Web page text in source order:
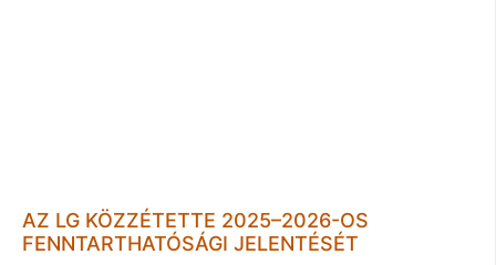
AZ LG KÖZZÉTETTE 2025–2026-OS
FENNTARTHATÓSÁGI JELENTÉSÉT